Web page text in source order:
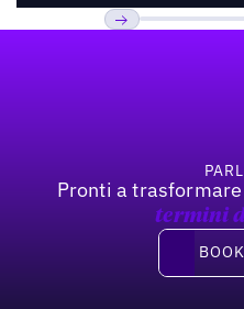
Pronti a
termini
Book a